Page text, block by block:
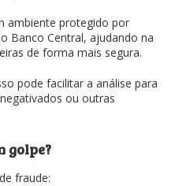
ambiente protegido por
Banco Central, ajudando na
de forma mais segura.
pode facilitar a análise para
ou outras
golpe?
fraude: